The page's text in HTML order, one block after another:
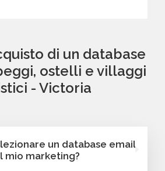
di un database
ostelli e villaggi
- Victoria
un database email
mio marketing?